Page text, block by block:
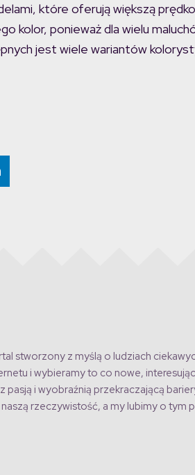
które oferują większą
kolor, ponieważ dla wielu
jest wiele wariantów
stworzony z myślą o ludziach
i wybieramy to co nowe,
pasją i wyobraźnią przekraczającą
rzeczywistość, a my lubimy o tym